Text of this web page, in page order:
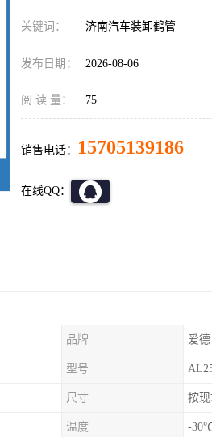
关键词： 济南汽车装卸鹤管
发布日期： 2026-08-06
阅 读 量： 75
销售电话： 15705139186
在线QQ：
品牌 爱德
型号
尺寸 按现
温度 -